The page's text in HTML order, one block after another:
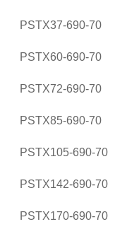
PSTX37-690-70
PSTX60-690-70
PSTX72-690-70
PSTX85-690-70
PSTX105-690-70
PSTX142-690-70
PSTX170-690-70